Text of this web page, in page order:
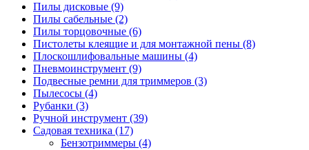
Пилы дисковые (9)
Пилы сабельные (2)
Пилы торцовочные (6)
Пистолеты клеящие и для монтажной пены (8)
Плоскошлифовальные машины (4)
Пневмоинструмент (9)
Подвесные ремни для триммеров (3)
Пылесосы (4)
Рубанки (3)
Ручной инструмент (39)
Садовая техника (17)
Бензотриммеры (4)